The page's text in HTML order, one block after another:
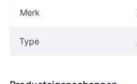
Merk
Type